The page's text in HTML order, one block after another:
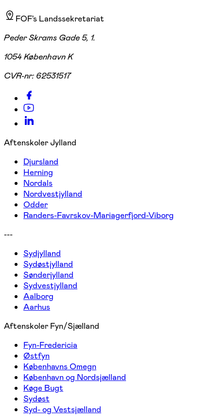
FOF's Landssekretariat
Peder Skrams Gade 5, 1.
1054 København K
CVR-nr: 62531517
Aftenskoler Jylland
Djursland
Herning
Nordals
Nordvestjylland
Odder
Randers-Favrskov-Mariagerfjord-Viborg
---
Sydjylland
Sydøstjylland
Sønderjylland
Sydvestjylland
Aalborg
Aarhus
Aftenskoler Fyn/Sjælland
Fyn-Fredericia
Østfyn
Københavns Omegn
København og Nordsjælland
Køge Bugt
Sydøst
Syd- og Vestsjælland